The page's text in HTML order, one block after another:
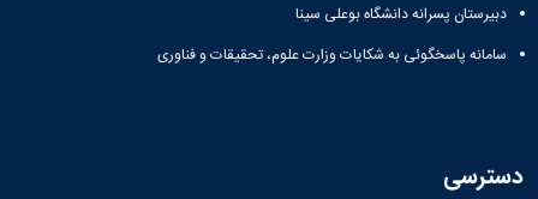
دبیرستان پسرانه دانشگاه بوعلی سینا
سامانه پاسخگوئی به شکایات وزارت علوم، تحقیقات و فناوری
دسترسی